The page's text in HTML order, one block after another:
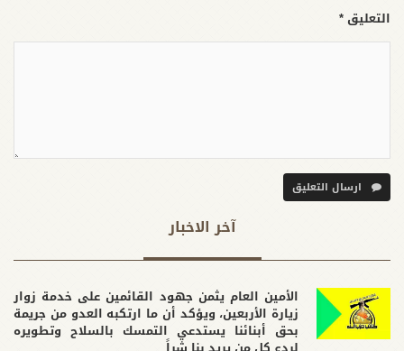
التعليق *
ارسال التعليق
آخر الاخبار
الأمين العام يثمن جهود القائمين على خدمة زوار
زيارة الأربعين، ويؤكد أن ما ارتكبه العدو من جريمة
بحق أبنائنا يستدعي التمسك بالسلاح وتطويره